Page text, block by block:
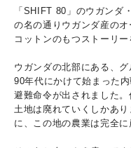
「SHIFT 80」のウガンダ
の名の通りウガンダ産の
コットンのもつストーリー
ウガンダの北部にある、
90年代にかけて始まった
避難命令が出されました
土地は廃れていくしかあ
に、この地の農業は完全に